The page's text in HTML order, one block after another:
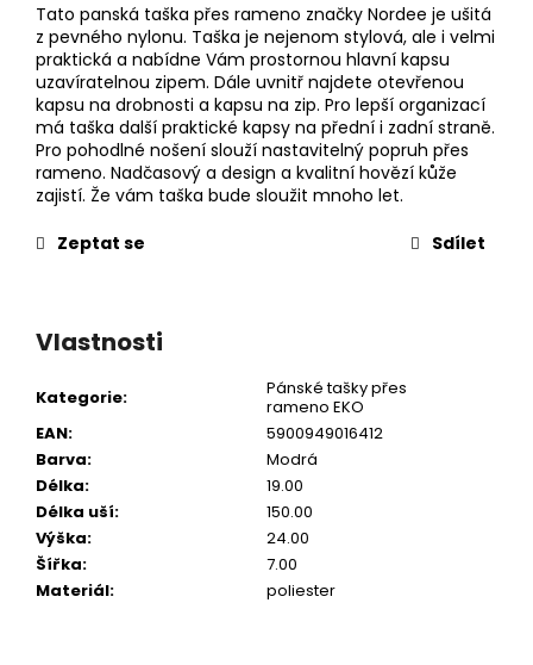
Tato panská taška přes rameno značky Nordee je ušitá
z pevného nylonu. Taška je nejenom stylová, ale i velmi
praktická a nabídne Vám prostornou hlavní kapsu
uzavíratelnou zipem. Dále uvnitř najdete otevřenou
kapsu na drobnosti a kapsu na zip. Pro lepší organizací
má taška další praktické kapsy na přední i zadní straně.
Pro pohodlné nošení slouží nastavitelný popruh přes
rameno. Nadčasový a design a kvalitní hovězí kůže
zajistí. Že vám taška bude sloužit mnoho let.
Zeptat se
Sdílet
Vlastnosti
Kategorie:
Pánské tašky přes
rameno EKO
EAN:
5900949016412
Barva:
Modrá
Délka:
19.00
Délka uší:
150.00
Výška:
24.00
Šířka:
7.00
Materiál: poliester